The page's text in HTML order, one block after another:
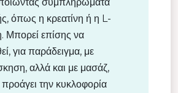
όπως η κρεατίνη ή η L-
Μπορεί επίσης να
για παράδειγμα, με
αλλά και με μασάζ,
την κυκλοφορία